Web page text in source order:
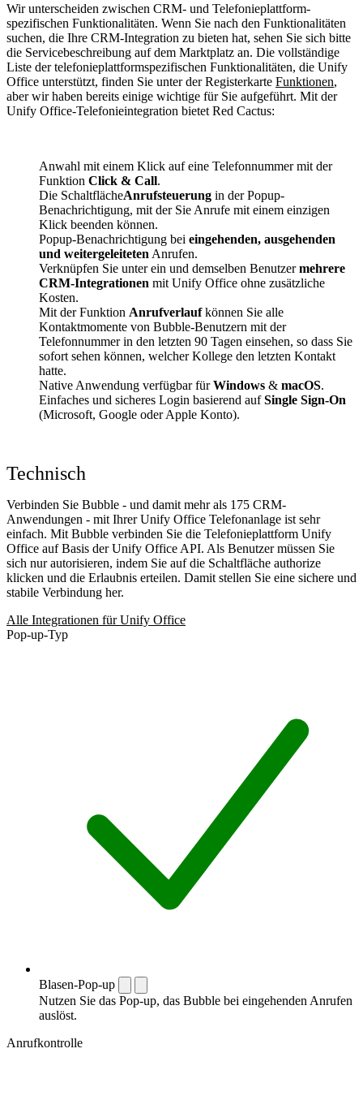
Wir unterscheiden zwischen CRM- und Telefonieplattform-
spezifischen Funktionalitäten. Wenn Sie nach den Funktionalitäten
suchen, die Ihre CRM-Integration zu bieten hat, sehen Sie sich bitte
die Servicebeschreibung auf dem Marktplatz an. Die vollständige
Liste der telefonieplattformspezifischen Funktionalitäten, die Unify
Office unterstützt, finden Sie unter der Registerkarte Funktionen,
aber wir haben bereits einige wichtige für Sie aufgeführt. Mit der
Unify Office-Telefonieintegration bietet Red Cactus:
Anwahl mit einem Klick auf eine Telefonnummer mit der
Funktion Click & Call.
Die SchaltflächeAnrufsteuerung in der Popup-
Benachrichtigung, mit der Sie Anrufe mit einem einzigen
Klick beenden können.
Popup-Benachrichtigung bei eingehenden, ausgehenden
und weitergeleiteten Anrufen.
Verknüpfen Sie unter ein und demselben Benutzermehrere
CRM-Integrationen mit Unify Office ohne zusätzliche
Kosten.
Mit der Funktion Anrufverlaufkönnen Sie alle
Kontaktmomente von Bubble-Benutzern mit der
Telefonnummer in den letzten 90 Tagen einsehen, so dass Sie
sofort sehen können, welcher Kollege den letzten Kontakt
hatte.
Native Anwendung verfügbar fürWindows & macOS.
Einfaches und sicheres Login basierend aufSingle Sign-On
(Microsoft, Google oder Apple Konto).
Technisch
Verbinden Sie Bubble - und damit mehr als 175 CRM-
Anwendungen - mit Ihrer Unify Office Telefonanlage ist sehr
einfach. Mit Bubble verbinden Sie die Telefonieplattform Unify
Office auf Basis der Unify Office API. Als Benutzer müssen Sie
sich nur autorisieren, indem Sie auf die Schaltfläche authorize
klicken und die Erlaubnis erteilen. Damit stellen Sie eine sichere und
stabile Verbindung her.
Alle Integrationen für Unify Office
Pop-up-Typ
Blasen-Pop-up
Nutzen Sie das Pop-up, das Bubble bei eingehenden Anrufen
auslöst.
Anrufkontrolle